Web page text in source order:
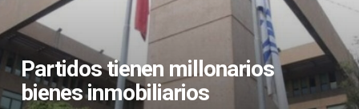
Partidos tienen millonarios
bienes inmobiliarios